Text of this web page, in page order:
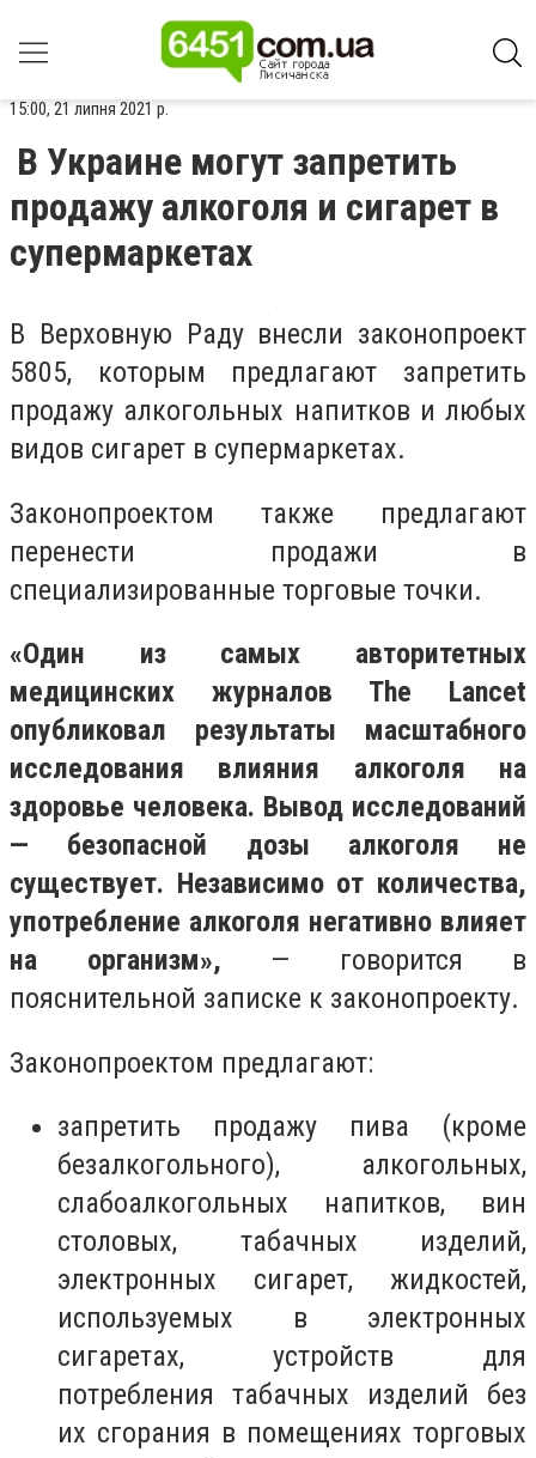
15:00, 21 липня 2021 р.
В Украине могут запретить
продажу алкоголя и сигарет в
супермаркетах
В Верховную Раду внесли законопроект
5805, которым предлагают запретить
продажу алкогольных напитков и любых
видов сигарет в супермаркетах.
Законопроектом также предлагают
перенести продажи в
специализированные торговые точки.
«Один из самых авторитетных
медицинских журналов The Lancet
опубликовал результаты масштабного
исследования влияния алкоголя на
здоровье человека. Вывод исследований
— безопасной дозы алкоголя не
существует. Независимо от количества,
употребление алкоголя негативно влияет
на организм», — говорится в
пояснительной записке к законопроекту.
Законопроектом предлагают:
запретить продажу пива (кроме
безалкогольного), алкогольных,
слабоалкогольных напитков, вин
столовых, табачных изделий,
электронных сигарет, жидкостей,
используемых в электронных
сигаретах, устройств для
потребления табачных изделий без
их сгорания в помещениях торговых